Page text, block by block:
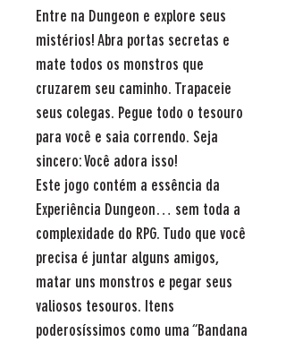
Entre na Dungeon e explore seus
mistérios! Abra portas secretas e
mate todos os monstros que
cruzarem seu caminho. Trapaceie
seus colegas. Pegue todo o tesouro
para você e saia correndo. Seja
sincero: Você adora isso!
Este jogo contém a essência da
Experiência Dungeon… sem toda a
complexidade do RPG. Tudo que você
precisa é juntar alguns amigos,
matar uns monstros e pegar seus
valiosos tesouros. Itens
poderosíssimos como uma “Bandana